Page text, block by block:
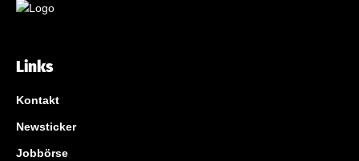
Links
Kontakt
Newsticker
Jobbörse